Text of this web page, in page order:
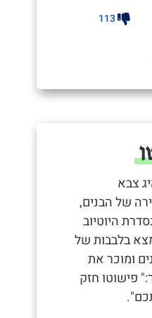
113
צבא
של הבנים,
היוטיוב
בלבבות של
ומוכר את
פישוטו חזק